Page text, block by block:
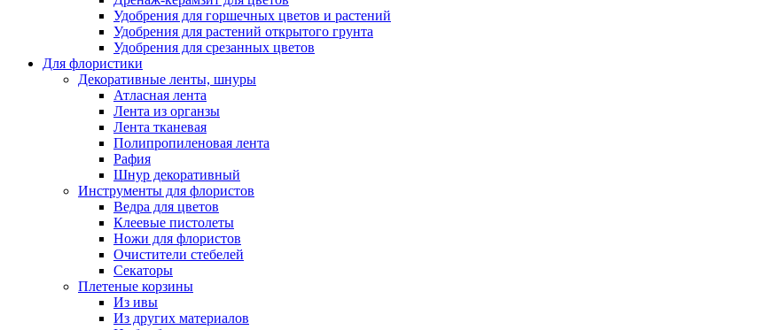
Удобрения для горшечных цветов и растений
Удобрения для растений открытого грунта
Удобрения для срезанных цветов
Для флористики
Декоративные ленты, шнуры
Атласная лента
Лента из органзы
Лента тканевая
Полипропиленовая лента
Рафия
Шнур декоративный
Инструменты для флористов
Ведра для цветов
Клеевые пистолеты
Ножи для флористов
Очистители стебелей
Секаторы
Плетеные корзины
Из ивы
Из других материалов